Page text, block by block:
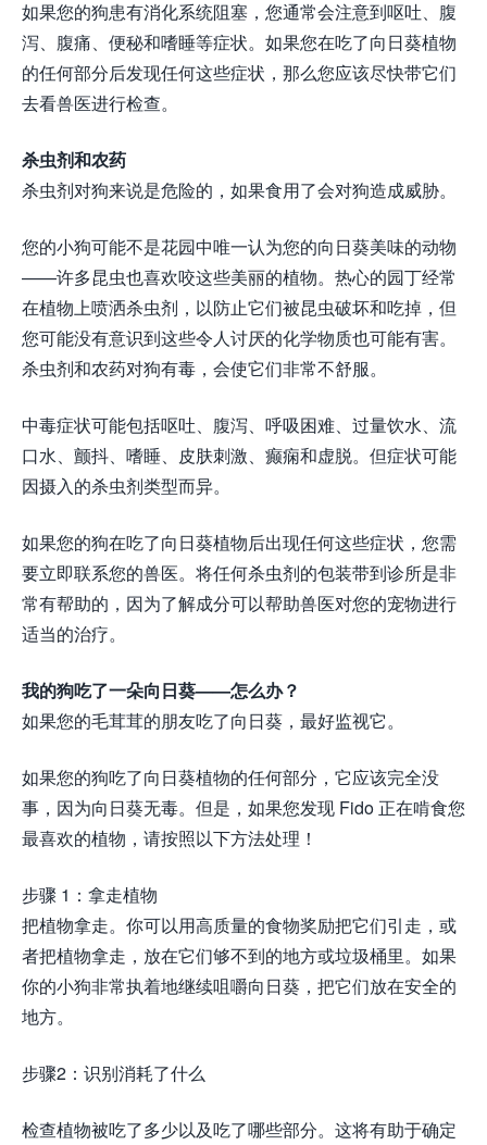
如果您的狗患有消化系统阻塞，您通常会注意到呕吐、腹
泻、腹痛、便秘和嗜睡等症状。如果您在吃了向日葵植物
的任何部分后发现任何这些症状，那么您应该尽快带它们
去看兽医进行检查。
杀虫剂和农药
杀虫剂对狗来说是危险的，如果食用了会对狗造成威胁。
您的小狗可能不是花园中唯一认为您的向日葵美味的动物
——许多昆虫也喜欢咬这些美丽的植物。热心的园丁经常
在植物上喷洒杀虫剂，以防止它们被昆虫破坏和吃掉，但
您可能没有意识到这些令人讨厌的化学物质也可能有害。
杀虫剂和农药对狗有毒，会使它们非常不舒服。
中毒症状可能包括呕吐、腹泻、呼吸困难、过量饮水、流
口水、颤抖、嗜睡、皮肤刺激、癫痫和虚脱。但症状可能
因摄入的杀虫剂类型而异。
如果您的狗在吃了向日葵植物后出现任何这些症状，您需
要立即联系您的兽医。将任何杀虫剂的包装带到诊所是非
常有帮助的，因为了解成分可以帮助兽医对您的宠物进行
适当的治疗。
我的狗吃了一朵向日葵——怎么办？
如果您的毛茸茸的朋友吃了向日葵，最好监视它。
如果您的狗吃了向日葵植物的任何部分，它应该完全没
事，因为向日葵无毒。但是，如果您发现 Fido 正在啃食您
最喜欢的植物，请按照以下方法处理！
步骤 1：拿走植物
把植物拿走。你可以用高质量的食物奖励把它们引走，或
者把植物拿走，放在它们够不到的地方或垃圾桶里。如果
你的小狗非常执着地继续咀嚼向日葵，把它们放在安全的
地方。
步骤2：识别消耗了什么
检查植物被吃了多少以及吃了哪些部分。这将有助于确定